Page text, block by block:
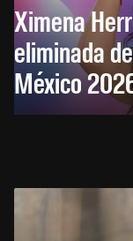
Ximena
eliminada
México